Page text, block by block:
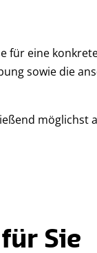
für eine
sowie die
möglichst
Sie